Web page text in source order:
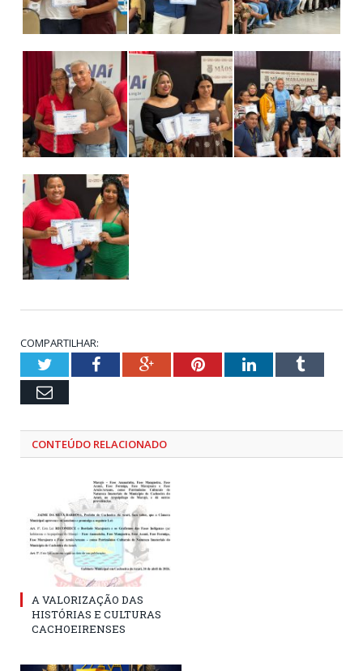
COMPARTILHAR:
TwitterFacebookGoogle+PinterestLinkedInTumblr
Email
CONTEÚDO RELACIONADO
A VALORIZAÇÃO DAS
HISTÓRIAS E CULTURAS
CACHOEIRENSES